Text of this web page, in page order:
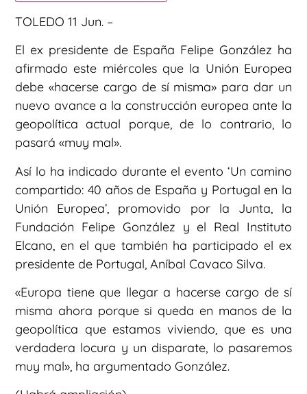
TOLEDO 11 Jun. –
El ex presidente de España Felipe González ha
afirmado este miércoles que la Unión Europea
debe «hacerse cargo de sí misma» para dar un
nuevo avance a la construcción europea ante la
geopolítica actual porque, de lo contrario, lo
pasará «muy mal».
Así lo ha indicado durante el evento ‘Un camino
compartido: 40 años de España y Portugal en la
Unión Europea’, promovido por la Junta, la
Fundación Felipe González y el Real Instituto
Elcano, en el que también ha participado el ex
presidente de Portugal, Aníbal Cavaco Silva.
«Europa tiene que llegar a hacerse cargo de sí
misma ahora porque si queda en manos de la
geopolítica que estamos viviendo, que es una
verdadera locura y un disparate, lo pasaremos
muy mal», ha argumentado González.